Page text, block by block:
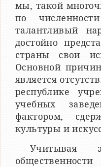
мы, такой
по
талантливый
достойно
страны свои
Основной
является
республике
учебных
фактором,
культуры и
Учитывая